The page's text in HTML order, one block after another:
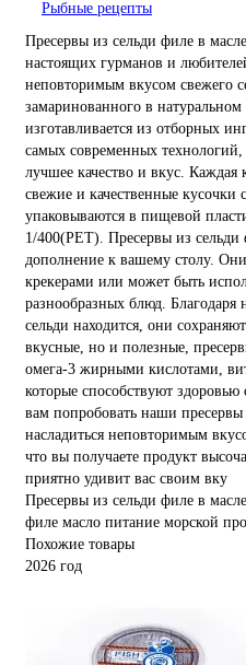
Рыбные рецепты
Пресервы из сельди филе в
настоящих гурманов и
неповторимым вкусом свежего
замаринованного в
изготавливается из отборных
самых современных
лучшее качество и вкус. Каждая
свежие и качественные кусочки
упаковываются в пищевой
1/400(PET). Пресервы из сельди
дополнение к вашему столу.
крекерами или может быть
разнообразных блюд. Благодаря
сельди находится, они
вкусные, но и полезные,
омега-3 жирными кислотами,
которые способствуют здоровью
вам попробовать наши
насладиться неповторимым
что вы получаете продукт
приятно удивит вас своим вку
Пресервы из сельди филе в
филе масло питание морской
Похожие товары
2026 год